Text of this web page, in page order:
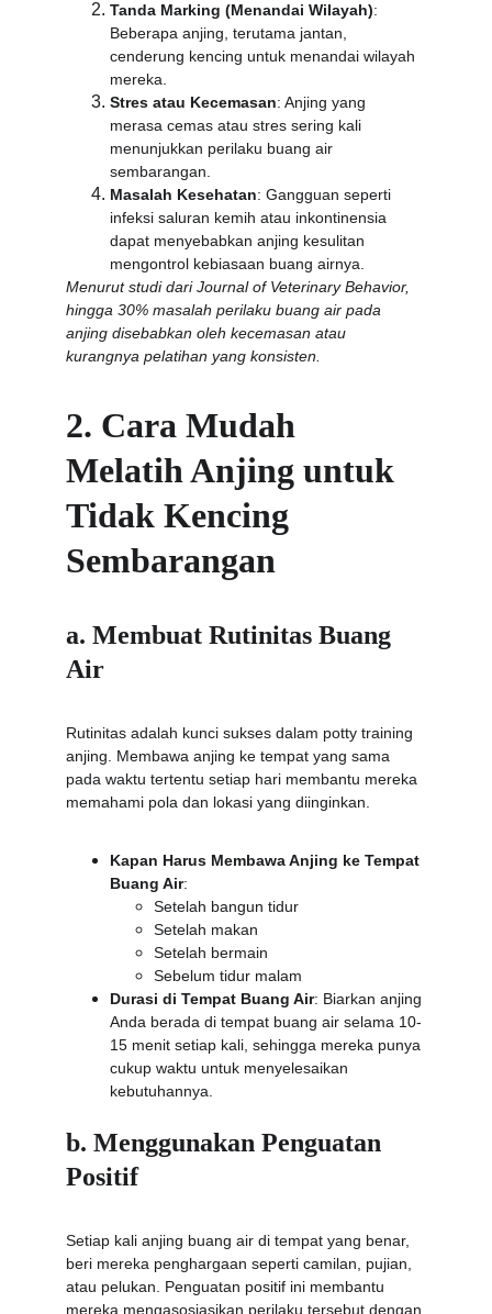
Tanda Marking (Menandai Wilayah):
Beberapa anjing, terutama jantan,
cenderung kencing untuk menandai wilayah
mereka.
Stres atau Kecemasan: Anjing yang
merasa cemas atau stres sering kali
menunjukkan perilaku buang air
sembarangan.
Masalah Kesehatan: Gangguan seperti
infeksi saluran kemih atau inkontinensia
dapat menyebabkan anjing kesulitan
mengontrol kebiasaan buang airnya.
Menurut studi dari Journal of Veterinary Behavior,
hingga 30% masalah perilaku buang air pada
anjing disebabkan oleh kecemasan atau
kurangnya pelatihan yang konsisten.
2. Cara Mudah
Melatih Anjing untuk
Tidak Kencing
Sembarangan
a. Membuat Rutinitas Buang
Air
Rutinitas adalah kunci sukses dalam potty training
anjing. Membawa anjing ke tempat yang sama
pada waktu tertentu setiap hari membantu mereka
memahami pola dan lokasi yang diinginkan.
Kapan Harus Membawa Anjing ke Tempat
Buang Air:
Setelah bangun tidur
Setelah makan
Setelah bermain
Sebelum tidur malam
Durasi di Tempat Buang Air: Biarkan anjing
Anda berada di tempat buang air selama 10-
15 menit setiap kali, sehingga mereka punya
cukup waktu untuk menyelesaikan
kebutuhannya.
b. Menggunakan Penguatan
Positif
Setiap kali anjing buang air di tempat yang benar,
beri mereka penghargaan seperti camilan, pujian,
atau pelukan. Penguatan positif ini membantu
mereka mengasosiasikan perilaku tersebut dengan